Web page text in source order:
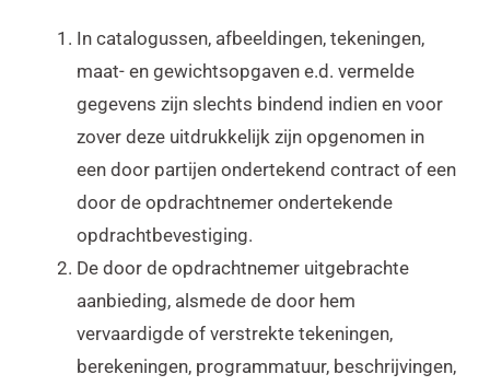
In catalogussen, afbeeldingen, tekeningen,
maat- en gewichtsopgaven e.d. vermelde
gegevens zijn slechts bindend indien en voor
zover deze uitdrukkelijk zijn opgenomen in
een door partijen ondertekend contract of een
door de opdrachtnemer ondertekende
opdrachtbevestiging.
De door de opdrachtnemer uitgebrachte
aanbieding, alsmede de door hem
vervaardigde of verstrekte tekeningen,
berekeningen, programmatuur, beschrijvingen,